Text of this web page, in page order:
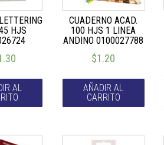
HJS
AL
CUADERNO ACAD.
100 HJS 1 LINEA
ANDINO 0100027788
$1.20
AÑADIR AL
CARRITO